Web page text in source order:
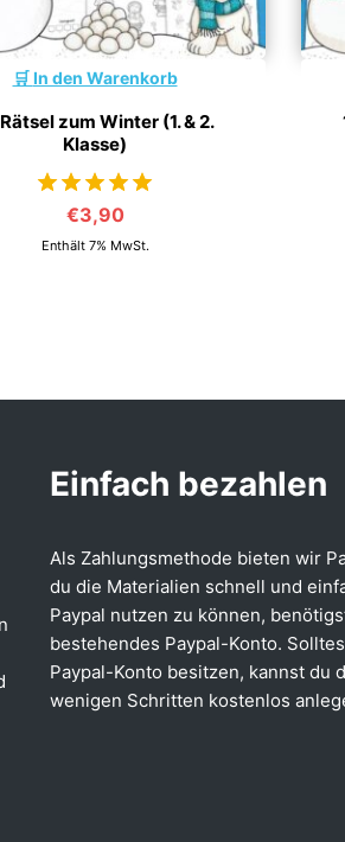
In den Warenkorb
zum Winter (1. & 2.
Klasse)
von 5
€3,90
Enthält 7% MwSt.
Einfach bezahlen
Als Zahlungsmethode bieten wir
du die Materialien schnell und
Paypal nutzen zu können,
bestehendes Paypal-Konto.
Paypal-Konto besitzen, kannst du
wenigen Schritten kostenlos